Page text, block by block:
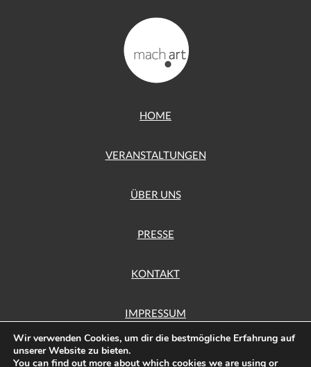
HOME
VERANSTALTUNGEN
ÜBER UNS
PRESSE
KONTAKT
IMPRESSUM
DATENSCHUTZ
Wir verwenden Cookies, um dir die bestmögliche Erfahrung auf
unserer Website zu bieten.
You can find out more about which cookies we are using or